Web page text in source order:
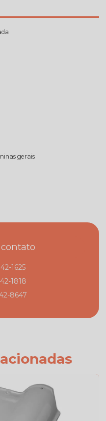
gerais
mg
1625
1818
8647